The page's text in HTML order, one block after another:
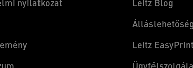
nyilatkozat Leitz Blog
Leitz